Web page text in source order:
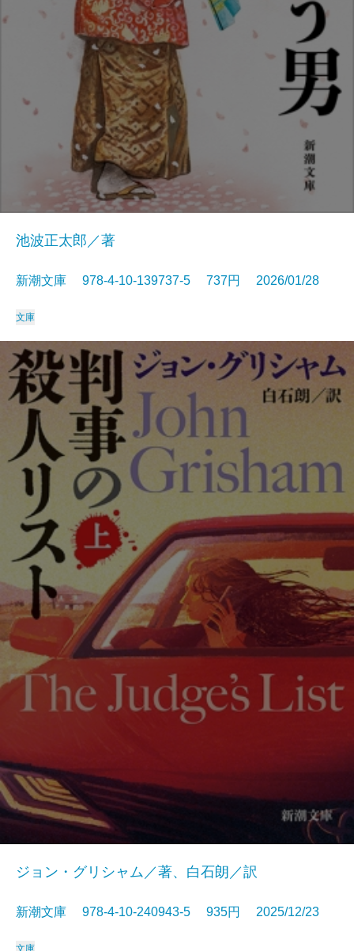
池波正太郎／著
新潮文庫 978-4-10-139737-5 737円 2026/01/28
文庫
ジョン・グリシャム／著、白石朗／訳
新潮文庫 978-4-10-240943-5 935円 2025/12/23
文庫